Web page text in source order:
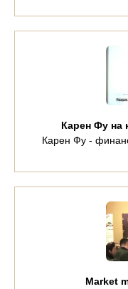
Карен Фу на
Карен Фу -
Market